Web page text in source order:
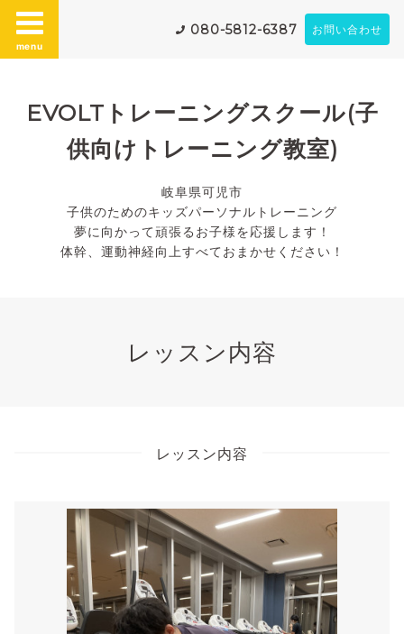
menu
080-5812-6387 お問い合わせ
EVOLTトレーニングスクール(子
供向けトレーニング教室)
岐阜県可児市
子供のためのキッズパーソナルトレーニング
夢に向かって頑張るお子様を応援します！
体幹、運動神経向上すべておまかせください！
レッスン内容
レッスン内容